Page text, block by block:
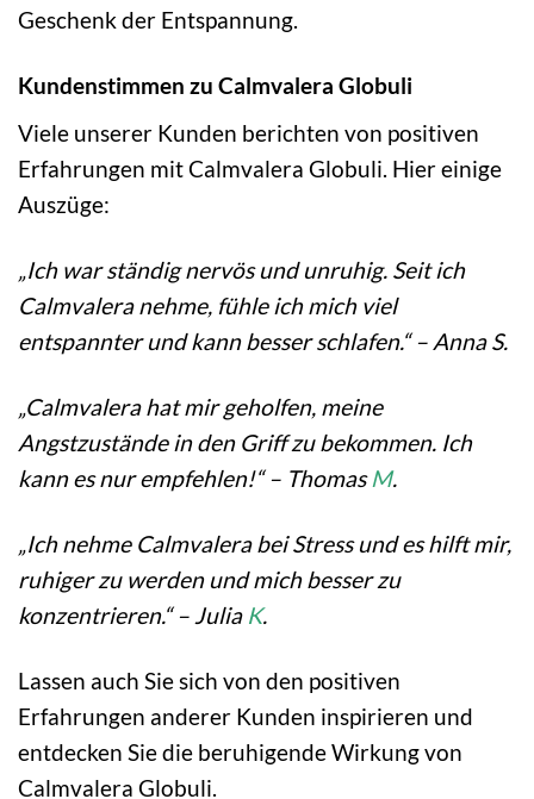
Geschenk der Entspannung.
Kundenstimmen zu Calmvalera Globuli
Viele unserer Kunden berichten von positiven
Erfahrungen mit Calmvalera Globuli. Hier einige
Auszüge:
„Ich war ständig nervös und unruhig. Seit ich
Calmvalera nehme, fühle ich mich viel
entspannter und kann besser schlafen.“ – Anna S.
„Calmvalera hat mir geholfen, meine
Angstzustände in den Griff zu bekommen. Ich
kann es nur empfehlen!“ – ThomasM.
„Ich nehme Calmvalera bei Stress und es hilft mir,
ruhiger zu werden und mich besser zu
konzentrieren.“ – Julia K.
Lassen auch Sie sich von den positiven
Erfahrungen anderer Kunden inspirieren und
entdecken Sie die beruhigende Wirkung von
Calmvalera Globuli.